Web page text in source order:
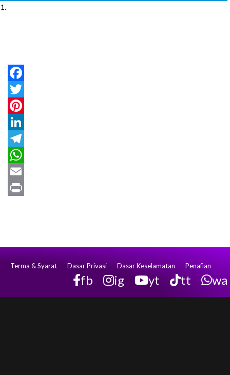
1.
Facebook
Twitter
Pinterest
LinkedIn
Telegram
WhatsApp
Email
Terma & Syarat Dasar Privasi Dasar Keselamatan Penafian
fb ig yt tt wa